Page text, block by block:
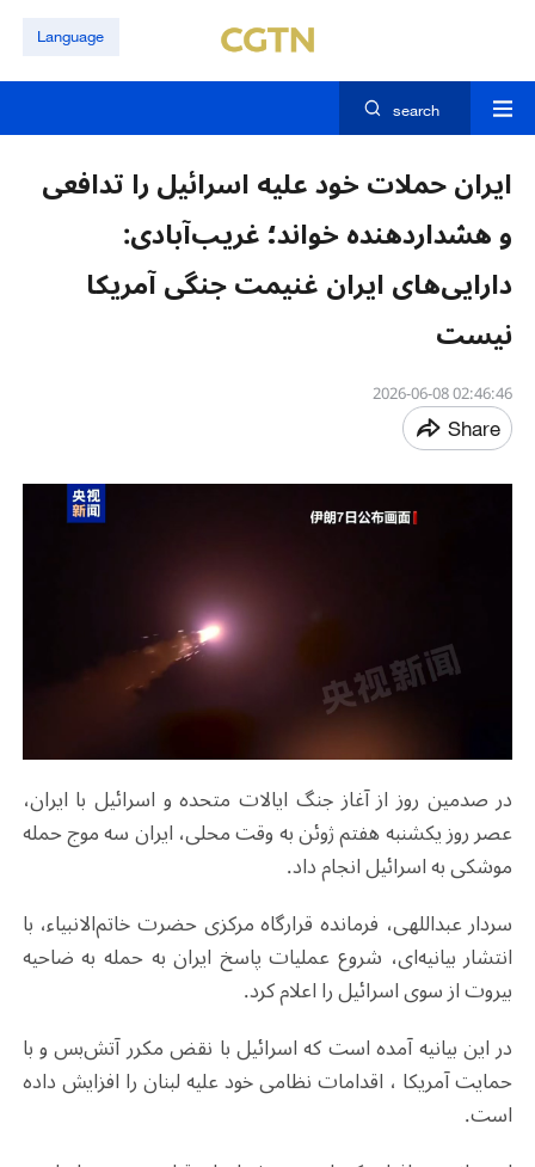
Language
search
ایران حملات خود علیه اسرائیل را تدافعی
و هشداردهنده خواند؛ غریب‌آبادی:
دارایی‌های ایران غنیمت جنگی آمریکا
نیست
02:46:46 2026-06-08
Share
در صدمین روز از آغاز جنگ ایالات متحده و اسرائیل با ایران،
عصر روز یکشنبه هفتم ژوئن به وقت محلی، ایران سه موج حمله
موشکی به اسرائیل انجام داد.
سردار عبداللهی، فرمانده قرارگاه مرکزی حضرت خاتم‌الانبیاء، با
انتشار بیانیه‌ای، شروع عملیات پاسخ ایران به حمله به ضاحیه
بیروت از سوی اسرائیل را اعلام کرد.
در این بیانیه‌ آمده است که اسرائیل با نقض مکرر آتش‌بس و با
حمایت آمریکا ، اقدامات نظامی خود علیه لبنان را افزایش داده
است.